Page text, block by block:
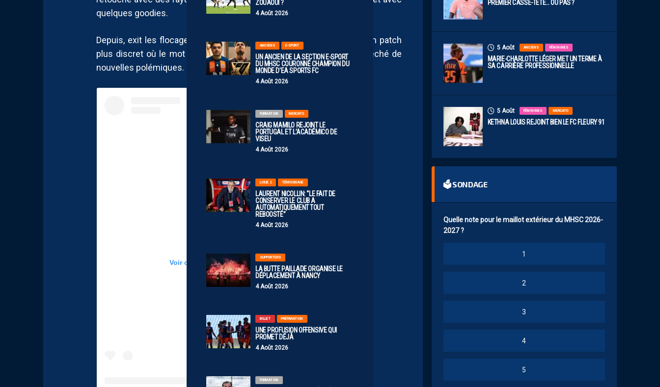
ZOUAOUI ?
4 Août 2026
ANCIENS E-SPORT
UN ANCIEN DE LA SECTION E-SPORT
DU MHSC COURONNÉ CHAMPION DU
MONDE D’EA SPORTS FC
4 Août 2026
FORMATION MERCATO
CRAIG MAMILO REJOINT LE
PORTUGAL ET L’ACADÉMICO DE
VISEU
4 Août 2026
LIGUE 2 TÉMOIGNAGE
LAURENT NICOLLIN: “LE FAIT DE
CONSERVER LE CLUB A
AUTOMATIQUEMENT TOUT
REBOOSTÉ”
4 Août 2026
SUPPORTERS
LA BUTTE PAILLADE ORGANISE LE
DÉPLACEMENT À NANCY
4 Août 2026
BILLET PRÉPARATION
UNE PROFUSION OFFENSIVE QUI
PROMET DÉJÀ
4 Août 2026
FORMATION
quelques goodies.
Depuis, exit les flocages arc-en-ciel, cette saison la LFP a misé sur un patch
plus discret où le mot “homophobie” est barré. Un recul qui n’a empêché de
nouvelles polémiques.
Voir cette publication sur Instagram
PREMIER CASSE-TÊTE… OU PAS ?
5 Août ANCIENS FÉMININES
MARIE-CHARLOTTE LÉGER MET UN TERME À
SA CARRIÈRE PROFESSIONNELLE
5 Août FÉMININES MERCATO
KETHNA LOUIS REJOINT BIEN LE FC FLEURY 91
🗳 SONDAGE
Quelle note pour le maillot extérieur du MHSC 2026-
2027 ?
1
2
3
4
5